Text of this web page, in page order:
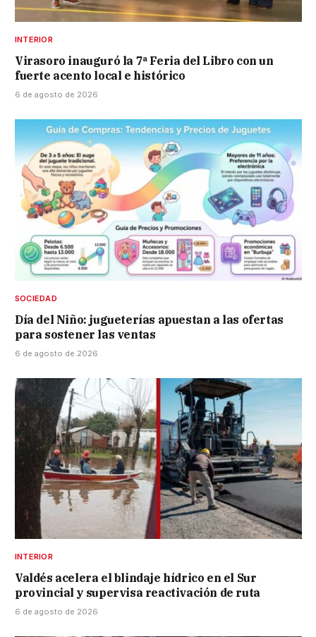
INTERIOR
Virasoro inauguró la 7ª Feria del Libro con un
fuerte acento local e histórico
6 de agosto de 2026
SOCIEDAD
Día del Niño: jugueterías apuestan a las ofertas
para sostener las ventas
6 de agosto de 2026
INTERIOR
Valdés acelera el blindaje hídrico en el Sur
provincial y supervisa reactivación de ruta
6 de agosto de 2026